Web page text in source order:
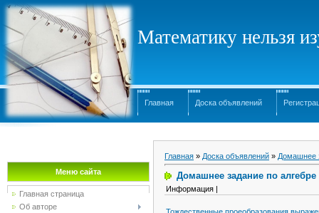
Математику нельзя
Главная Доска объявлений
Меню сайта
Главная страница
Об авторе
Главная » Доска объявлений » Домашнее
Домашнее задание по алгебре
Информация |